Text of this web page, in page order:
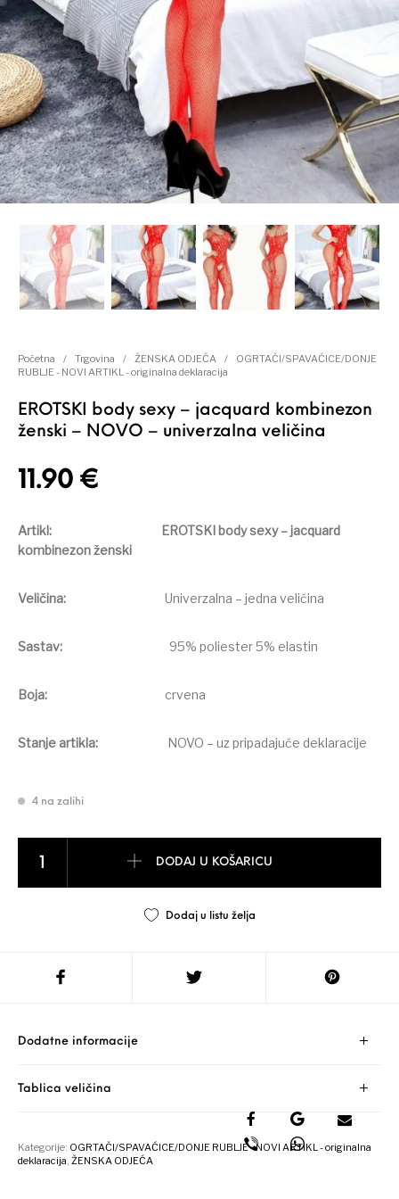
Kategorije proizvoda
Početna / Trgovina / ŽENSKA ODJEĆA /
OGRTAČI/SPAVAĆICE/DONJE
RUBLJE - NOVI ARTIKL - originalna deklaracija
EROTSKI body sexy – jacquard kombinezon
ženski – NOVO – univerzalna veličina
11.90€
Artikl: EROTSKI body sexy – jacquard
kombinezon ženski
Veličina: Univerzalna – jedna veličina
Sastav: 95% poliester 5% elastin
Boja: crvena
Stanje artikla: NOVO – uz pripadajuće deklaracije
4 na zalihi
DODAJ U KOŠARICU
Dodaj u listu želja
Dodatne informacije
Tablica veličina
Kategorije: OGRTAČI/SPAVAĆICE/DONJE RUBLJE - NOVI ARTIKL - originalna
deklaracija,ŽENSKA ODJEĆA